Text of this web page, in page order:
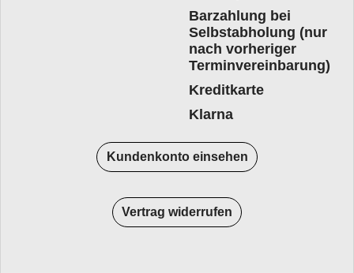
Barzahlung bei
Selbstabholung (nur
nach vorheriger
Terminvereinbarung)
Kreditkarte
Klarna
Kundenkonto einsehen
Vertrag widerrufen